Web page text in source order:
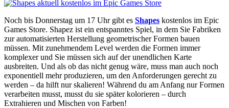
Noch bis Donnerstag um 17 Uhr gibt es Shapes kostenlos im Epic
Games Store. Shapez ist ein entspanntes Spiel, in dem Sie Fabriken
zur automatisierten Herstellung geometrischer Formen bauen
müssen. Mit zunehmendem Level werden die Formen immer
komplexer und Sie müssen sich auf der unendlichen Karte
ausbreiten. Und als ob das nicht genug wäre, muss man auch noch
exponentiell mehr produzieren, um den Anforderungen gerecht zu
werden – da hilft nur skalieren! Während du am Anfang nur Formen
verarbeiten musst, musst du sie später kolorieren – durch
Extrahieren und Mischen von Farben!